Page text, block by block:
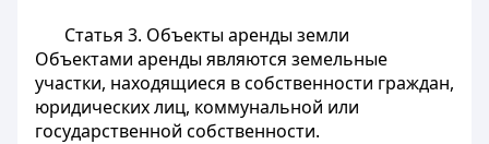
Статья 3. Объекты аренды земли
Объектами аренды являются земельные
участки, находящиеся в собственности граждан,
юридических лиц, коммунальной или
государственной собственности.